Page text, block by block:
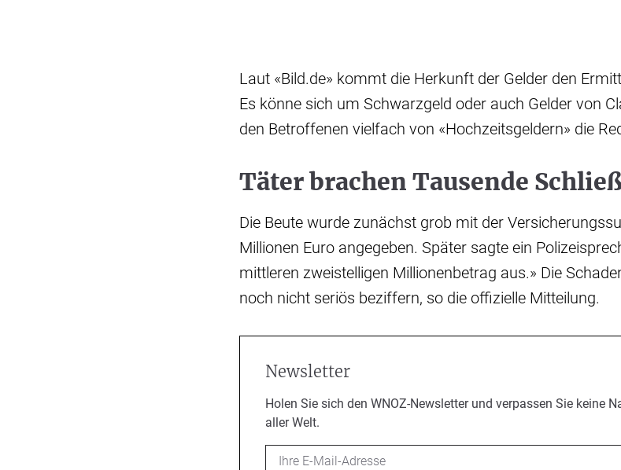
Laut «Bild.de» kommt die Herkunft der Gelder den
Es könne sich um Schwarzgeld oder auch Gelder von
den Betroffenen vielfach von «Hochzeitsgeldern» die
Täter brachen Tausende
Die Beute wurde zunächst grob mit der
Millionen Euro angegeben. Später sagte ein
mittleren zweistelligen Millionenbetrag aus.» Die
noch nicht seriös beziffern, so die offizielle Mitteilung.
Newsletter
Holen Sie sich den WNOZ-Newsletter und verpassen Sie keine
aller Welt.
Email